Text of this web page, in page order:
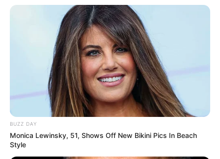
A férfi állapota percek alatt válságosra fordult
Dr. Dubóczki Zsolt a budaörsi légimentő helikopter
csapatával teljesített szolgálatot, amikor riasztást
kaptak egy súlyos sérülthöz. A helyszínre
Solténszky Mátyás paramedikussal és Vörös Tamás
pilótával érkezett, ahol az Országos
BUZZ DAY
Monica Lewinsky, 51, Shows Off New Bikini Pics In Beach
Style